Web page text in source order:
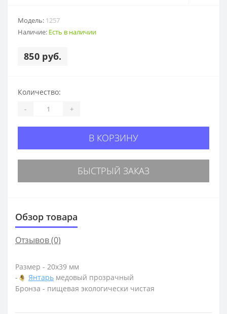
Модель: 1257
Наличие: Есть в наличии
850 руб.
Количество:
- +
В КОРЗИНУ
БЫСТРЫЙ ЗАКАЗ
Обзор товара
Отзывов (0)
Размер - 20х39 мм
-
Янтарь медовый прозрачный
Бронза - пищевая экологически чистая